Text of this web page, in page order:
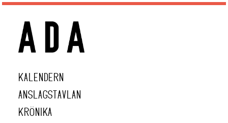
KALENDERN
ANSLAGSTAVLAN
KRÖNIKA